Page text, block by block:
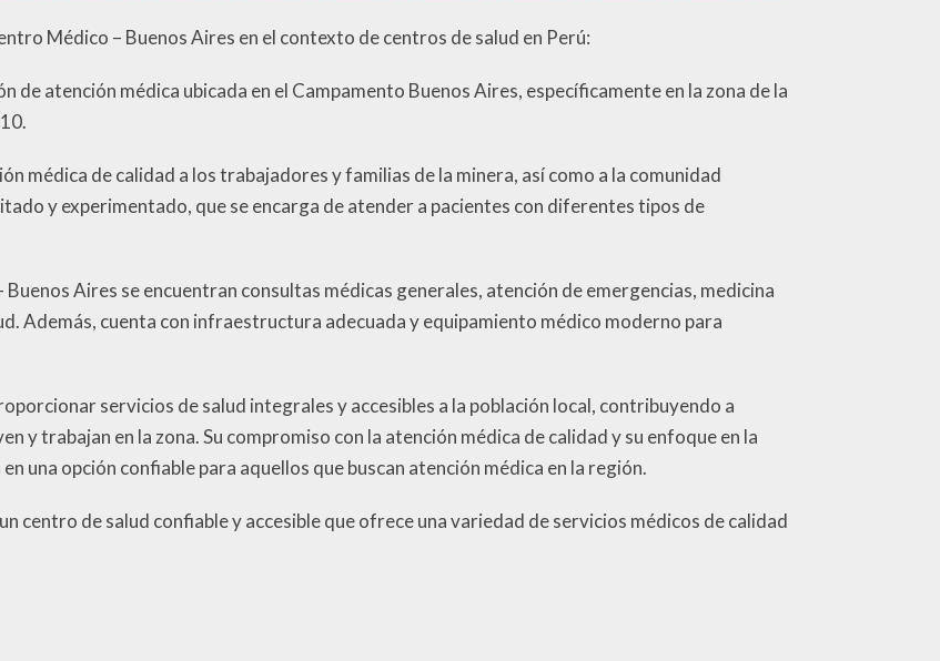
Médico – Buenos Aires en el contexto de centros de salud en Perú:
de atención médica ubicada en el Campamento Buenos Aires, específicamente en la zona de la
médica de calidad a los trabajadores y familias de la minera, así como a la comunidad
y experimentado, que se encarga de atender a pacientes con diferentes tipos de
Aires se encuentran consultas médicas generales, atención de emergencias, medicina
Además, cuenta con infraestructura adecuada y equipamiento médico moderno para
servicios de salud integrales y accesibles a la población local, contribuyendo a
y trabajan en la zona. Su compromiso con la atención médica de calidad y su enfoque en la
una opción confiable para aquellos que buscan atención médica en la región.
centro de salud confiable y accesible que ofrece una variedad de servicios médicos de calidad